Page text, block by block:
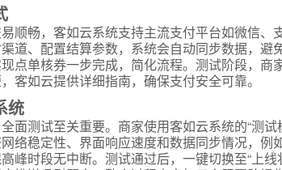
顺畅，客如云系统支持主流支付平台如微信、
道、配置结算参数，系统会自动同步数据，
点单核券一步完成，简化流程。测试阶段，商
客如云提供详细指南，确保支付安全可靠。
统
面测试至关重要。商家使用客如云系统的“测
络稳定性、界面响应速度和数据同步情况，
峰时段无中断。测试通过后，一键切换至“上